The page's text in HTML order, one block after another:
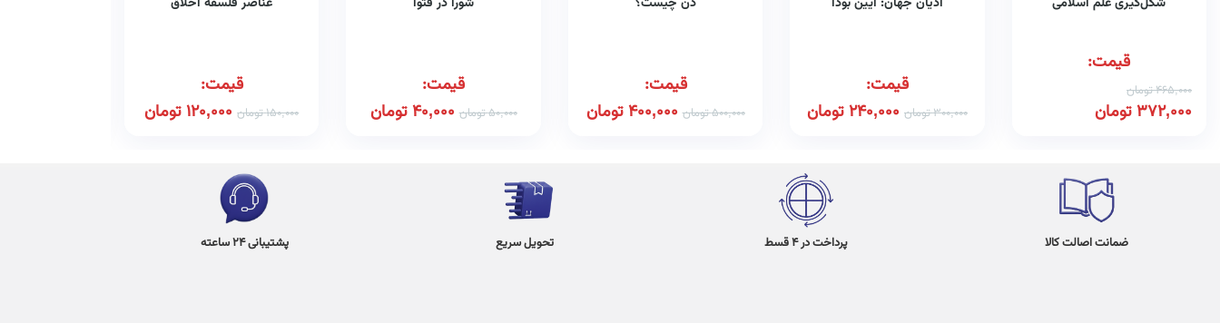
قیمت:
465,000تومان
372,000تومان
قیمت:
300,000تومان 240,000تومان
قیمت:
500,000تومان 400,000تومان
قیمت:
50,000تومان 40,000تومان
قیمت:
150,000تومان 120,000تومان
ضمانت اصالت کالا پرداخت در 4 قسط تحویل سریع پشتیبانی 24 ساعته